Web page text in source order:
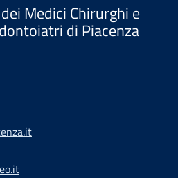
Medici Chirurghi e
di Piacenza